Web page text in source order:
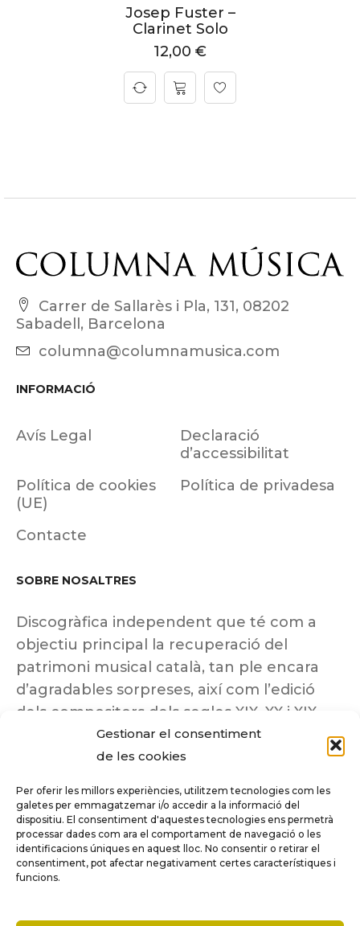
Gestionar el consentiment
de les cookies
Per oferir les millors experiències, utilitzem tecnologies com les
galetes per emmagatzemar i/o accedir a la informació del
dispositiu. El consentiment d'aquestes tecnologies ens permetrà
processar dades com ara el comportament de navegació o les
identificacions úniques en aquest lloc. No consentir o retirar el
consentiment, pot afectar negativament certes característiques i
funcions.
Josep Fuster –
Clarinet Solo
12,00 €
Carrer de Sallarès i Pla, 131, 08202
Sabadell, Barcelona
columna@columnamusica.com
INFORMACIÓ
Avís Legal
Declaració
d’accessibilitat
Política de cookies
(UE)
Política de privadesa
Contacte
SOBRE NOSALTRES
Discogràfica independent que té com a
objectiu principal la recuperació del
patrimoni musical català, tan ple encara
d’agradables sorpreses, així com l’edició
dels compositors dels segles XIX, XX i XIX
insuficientment coneguts.
Tots els drets reservats a ©Columna
Música.